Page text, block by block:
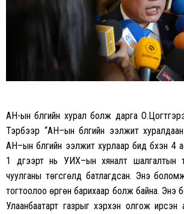
АН-ын бүлгийн хурал болж дарга
Тэрбээр “АН–ын бүлгийн ээлжит хуралдаан
АН–ынбүлгийн ээлжит хурлаар бидбүхэн 4
1 дүгээрт нь УИХ–ын хяналт шалгалтын
чуулганы төгсгөлд батлагдсан. Энэ
тогтоолоо өргөн барихаар болж байна. Энэ
Улаанбаатарт газрыг хэрхэн олгож ирсэн